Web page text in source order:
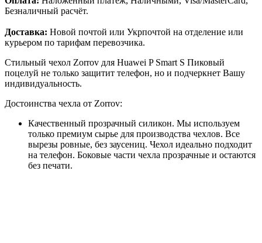
Безналичный расчёт.
Доставка: Новой почтой или Укрпочтой на отделение или
курьером по тарифам перевозчика.
Стильный чехол Zorrov для Huawei P Smart S Пиковый
поцелуй не только защитит телефон, но и подчеркнет Вашу
индивидуальность.
Достоинства чехла от Zorrov:
Качественный прозрачный силикон. Мы используем
только премиум сырье для производства чехлов. Все
вырезы ровные, без заусениц. Чехол идеально подходит
на телефон. Боковые части чехла прозрачные и остаются
без печати.